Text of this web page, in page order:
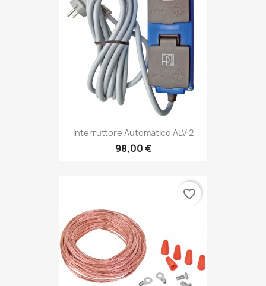
Interruttore Automatico ALV 2
98,00 €
favorite_border